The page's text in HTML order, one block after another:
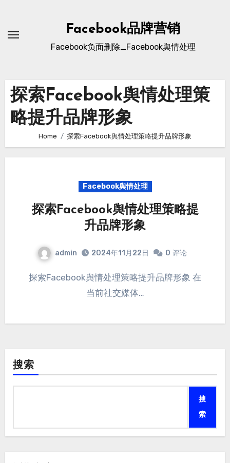
content
Facebook品牌营销
Facebook负面删除_Facebook舆情处理
探索Facebook舆情处理策
略提升品牌形象
Home 探索Facebook舆情处理策略提升品牌形象
Facebook舆情处理
探索Facebook舆情处理策略提
升品牌形象
admin 2024年11月22日 0 评论
探索Facebook舆情处理策略提升品牌形象 在
当前社交媒体…
搜索
搜
索